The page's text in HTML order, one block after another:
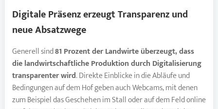
Digitale Präsenz erzeugt Transparenz und
neue Absatzwege
Generell sind81 Prozent der Landwirte überzeugt, dass
die landwirtschaftliche Produktion durch Digitalisierung
transparenter wird. Direkte Einblicke in die Abläufe und
Bedingungen auf dem Hof geben auch Webcams, mit denen
zum Beispiel das Geschehen im Stall oder auf dem Feld online